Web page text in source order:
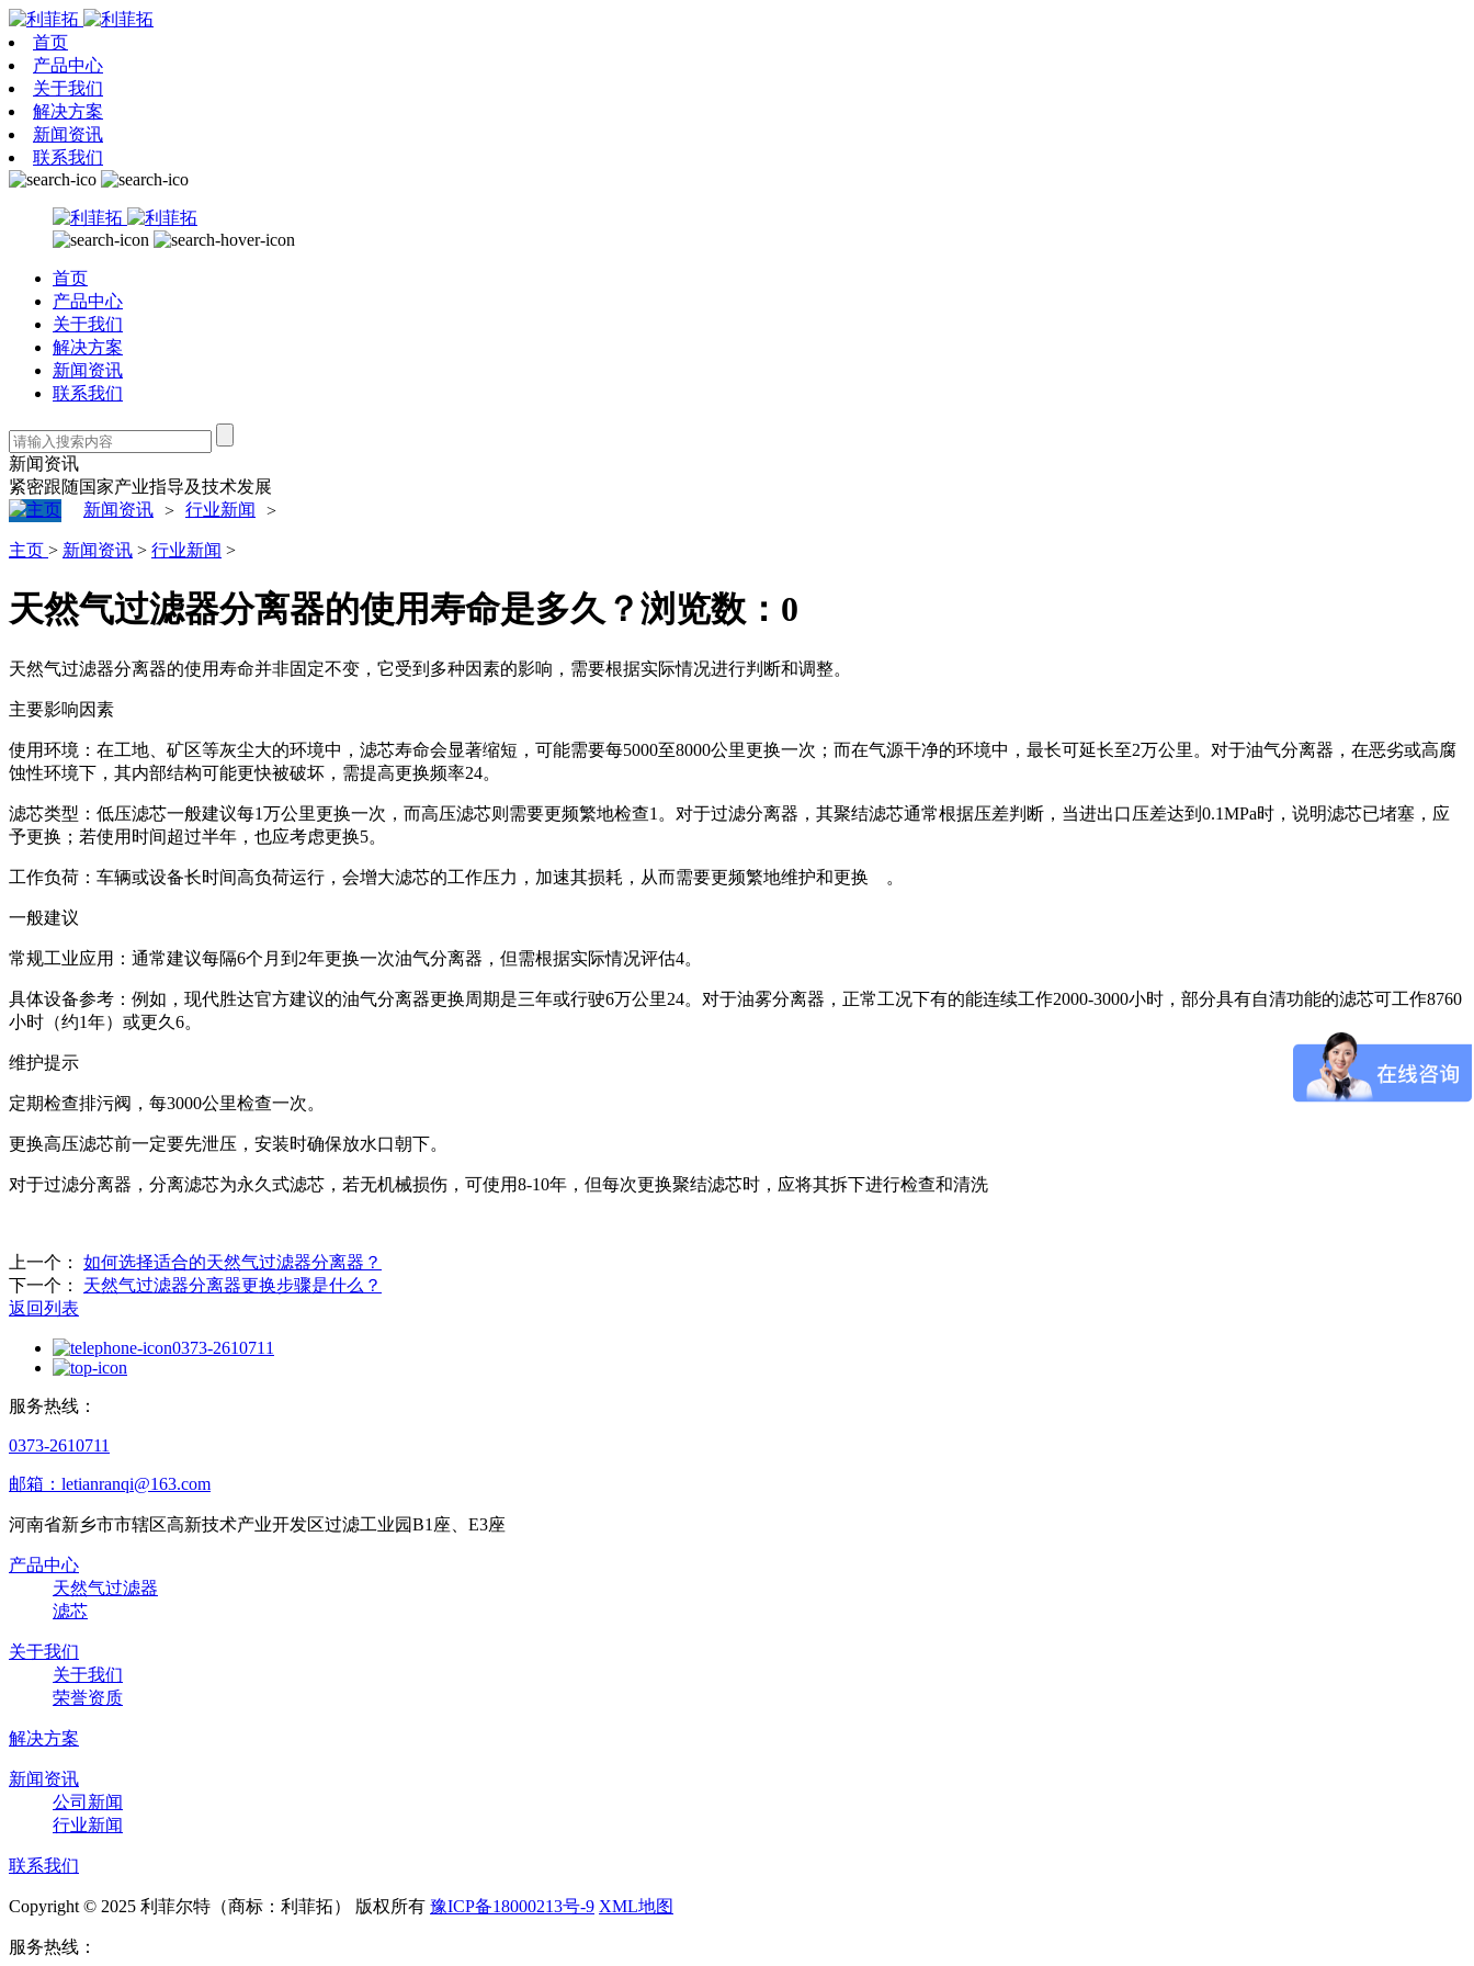
首页
产品中心
关于我们
解决方案
新闻资讯
联系我们
首页
产品中心
关于我们
解决方案
新闻资讯
联系我们
新闻资讯
紧密跟随国家产业指导及技术发展
新闻资讯 > 行业新闻 >
主页 > 新闻资讯 > 行业新闻 >
天然气过滤器分离器的使用寿命是多久？浏览数： 0
天然气过滤器分离器的使用寿命并非固定不变，它受到多种因素的影响，需要根据实际情况进行判断和调整‌。
主要影响因素
‌使用环境‌：在工地、矿区等灰尘大的环境中，滤芯寿命会显著缩短，可能需要每5000至8000公里更换一次；而在气源干净的环境中，最长可延长至2万公里。对于油气分离器，在恶劣或高腐
蚀性环境下，其内部结构可能更快被破坏，需提高更换频率‌24。
‌滤芯类型‌：低压滤芯一般建议每1万公里更换一次，而高压滤芯则需要更频繁地检查‌1。对于过滤分离器，其聚结滤芯通常根据压差判断，当进出口压差达到0.1MPa时，说明滤芯已堵塞，应
予更换；若使用时间超过半年，也应考虑更换‌5。
‌工作负荷‌：车辆或设备长时间高负荷运行，会增大滤芯的工作压力，加速其损耗，从而需要更频繁地维护和更换‌ 。
一般建议
‌常规工业应用‌：通常建议每隔6个月到2年更换一次油气分离器，但需根据实际情况评估‌4。
‌具体设备参考‌：例如，现代胜达官方建议的油气分离器更换周期是三年或行驶6万公里‌24。对于油雾分离器，正常工况下有的能连续工作2000-3000小时，部分具有自清功能的滤芯可工作8760
小时（约1年）或更久‌6。
维护提示
定期检查排污阀，每3000公里检查一次‌。
更换高压滤芯前一定要先泄压，安装时确保放水口朝下‌。
对于过滤分离器，分离滤芯为永久式滤芯，若无机械损伤，可使用8-10年，但每次更换聚结滤芯时，应将其拆下进行检查和清洗‌
上一个：
如何选择适合的天然气过滤器分离器？
下一个：
天然气过滤器分离器更换步骤是什么？
返回列表
0373-2610711
服务热线：
0373-2610711
邮箱：letianranqi@163.com
河南省新乡市市辖区高新技术产业开发区过滤工业园B1座、E3座
产品中心
天然气过滤器
滤芯
关于我们
关于我们
荣誉资质
解决方案
新闻资讯
公司新闻
行业新闻
联系我们
Copyright © 2025 利菲尔特（商标：利菲拓） 版权所有 豫ICP备18000213号-9 XML地图
服务热线：